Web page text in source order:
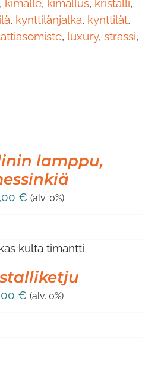
, kimalle, kimallus, kristalli,
, kynttilänjalka, kynttilät,
, luxury, strassi,
lamppu,
€ (alv. 0%)
€ (alv. 0%)